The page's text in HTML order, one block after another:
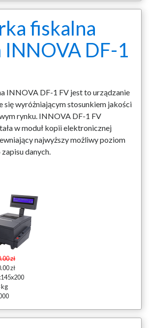
fiskalna
INNOVA DF-1
INNOVA DF-1 FV jest to urządzanie
się wyróżniającym stosunkiem jakości
rynku. INNOVA DF-1 FV
w moduł kopii elektronicznej
najwyższy możliwy poziom
danych.
zł
zł
kg